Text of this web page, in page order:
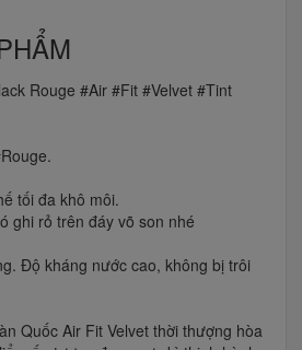
Rouge #Air #Fit #Velvet #Tint
tối đa khô môi.
ghi rỏ trên đáy võ son nhé
Độ kháng nước cao, không bị trôi
Quốc Air Fit Velvet thời thượng hòa